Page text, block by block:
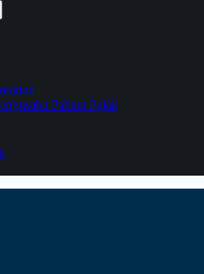
Paham Pajak